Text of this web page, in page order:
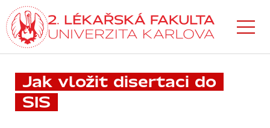
Přejít
k hlavnímu
obsahu
Jak vložit disertaci do
SIS